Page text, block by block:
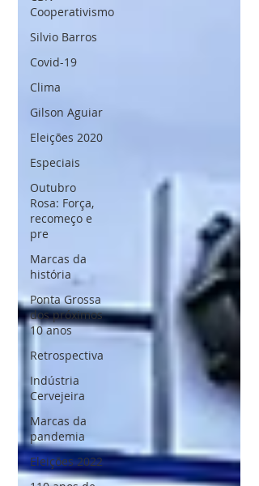
Cooperativismo
Silvio Barros
Covid-19
Clima
Gilson Aguiar
Eleições 2020
Especiais
Outubro
Rosa: Força,
recomeço e
pre
Marcas da
história
Ponta Grossa
dos próximos
10 anos
Retrospectiva
Indústria
Cervejeira
Marcas da
pandemia
Eleições 2022